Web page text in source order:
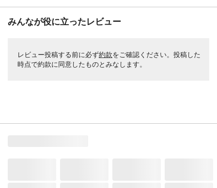
みんなが役に立ったレビュー
レビュー投稿する前に必ず約款をご確認ください。投稿した
時点で約款に同意したものとみなします。